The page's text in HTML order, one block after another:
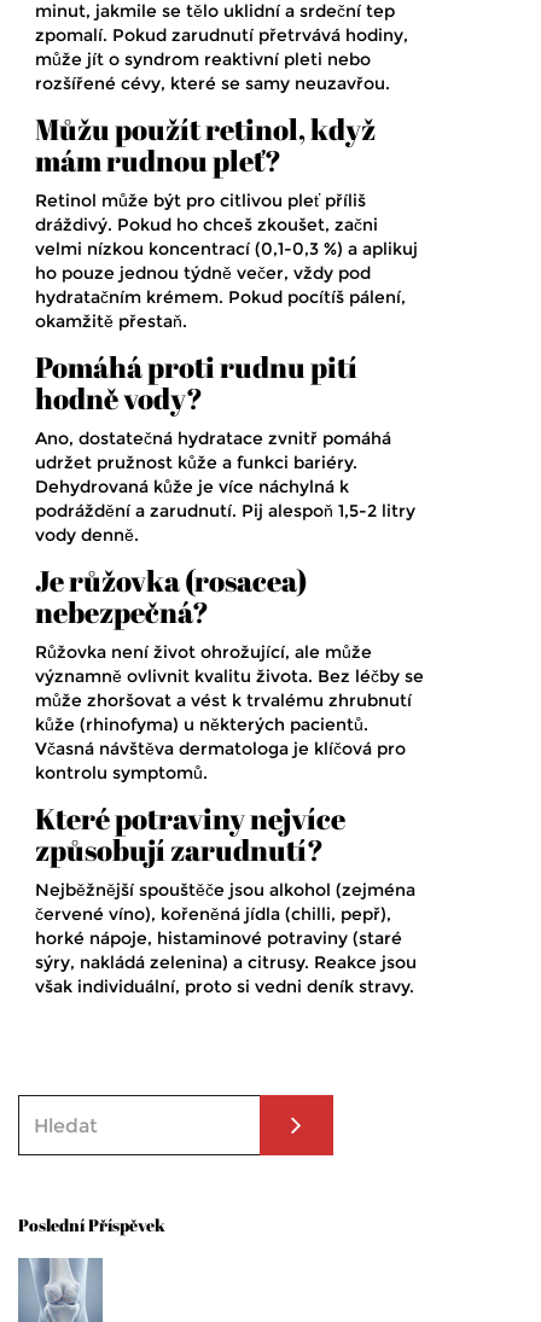
minut, jakmile se tělo uklidní a srdeční tep
zpomalí. Pokud zarudnutí přetrvává hodiny,
může jít o syndrom reaktivní pleti nebo
rozšířené cévy, které se samy neuzavřou.
Můžu použít retinol, když
mám rudnou pleť?
Retinol může být pro citlivou pleť příliš
dráždivý. Pokud ho chceš zkoušet, začni
velmi nízkou koncentrací (0,1-0,3 %) a aplikuj
ho pouze jednou týdně večer, vždy pod
hydratačním krémem. Pokud pocítíš pálení,
okamžitě přestaň.
Pomáhá proti rudnu pití
hodně vody?
Ano, dostatečná hydratace zvnitř pomáhá
udržet pružnost kůže a funkci bariéry.
Dehydrovaná kůže je více náchylná k
podráždění a zarudnutí. Pij alespoň 1,5-2 litry
vody denně.
Je růžovka (rosacea)
nebezpečná?
Růžovka není život ohrožující, ale může
významně ovlivnit kvalitu života. Bez léčby se
může zhoršovat a vést k trvalému zhrubnutí
kůže (rhinofyma) u některých pacientů.
Včasná návštěva dermatologa je klíčová pro
kontrolu symptomů.
Které potraviny nejvíce
způsobují zarudnutí?
Nejběžnější spouštěče jsou alkohol (zejména
červené víno), kořeněná jídla (chilli, pepř),
horké nápoje, histaminové potraviny (staré
sýry, nakládá zelenina) a citrusy. Reakce jsou
však individuální, proto si vedni deník stravy.
Poslední Příspěvek